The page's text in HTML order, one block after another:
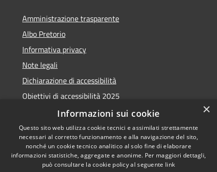
Amministrazione trasparente
Albo Pretorio
Informativa privacy
Note legali
Dichiarazione di accessibilità
Obiettivi di accessibilità 2025
Meccanismo di feedback
RSS
Copyright © 2026 • Comune di
×
Informazioni sui cookie
Questo sito web utilizza cookie tecnici e assimilati strettamente
necessari al corretto funzionamento e alla navigazione del sito,
nonché un cookie tecnico analitico al solo fine di elaborare
informazioni statistiche, aggregate e anonime. Per maggiori dettagli,
può consultare la cookie policy al seguente link